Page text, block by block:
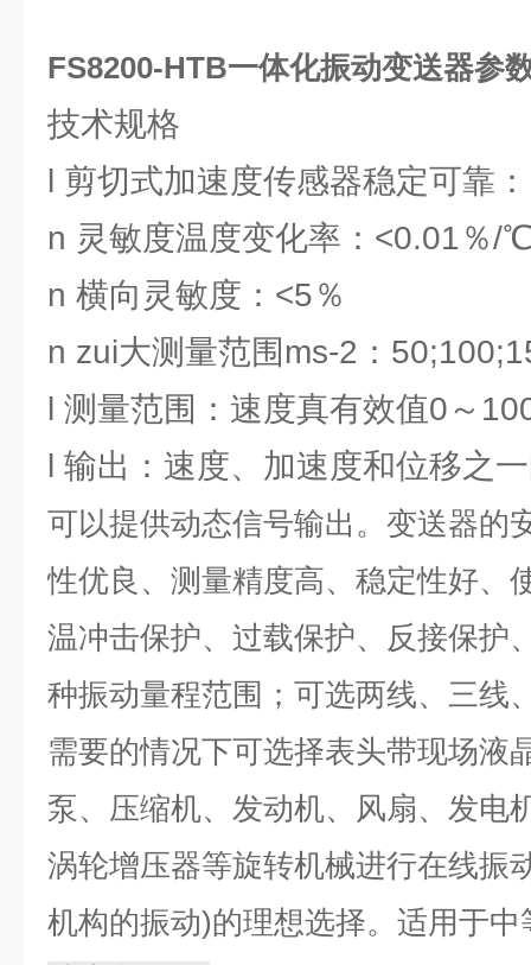
FS8200-HTB一体化振动变送器参
技术规格
l 剪切式加速度传感器稳定可靠：
n 灵敏度温度变化率：<0.01％/
n 横向灵敏度：<5％
n zui大测量范围ms-2：
l 测量范围：速度真有效值0～
l 输出：速度、加速度和位移之
可以提供动态信号输出。变送器的
性优良、测量精度高、稳定性好、
温冲击保护、过载保护、反接保护
种振动量程范围；可选两线、三线
需要的情况下可选择表头带现场液
泵、压缩机、发动机、风扇、发电
涡轮增压器等旋转机械进行在线振
机构的振动)的理想选择。适用于